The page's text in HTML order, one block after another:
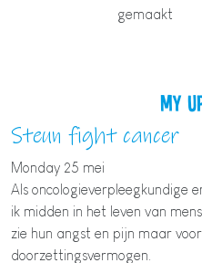
gemaakt
My
Steun fight cancer
Monday 25 mei
Als oncologieverpleegkundige
ik midden in het leven van
zie hun angst en pijn maar
doorzettingsvermogen.